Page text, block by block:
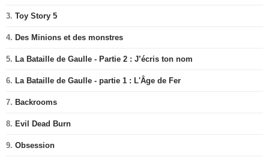
3. Toy Story 5
4. Des Minions et des monstres
5. La Bataille de Gaulle - Partie 2 : J’écris ton nom
6. La Bataille de Gaulle - partie 1 : L'Âge de Fer
7. Backrooms
8. Evil Dead Burn
9. Obsession